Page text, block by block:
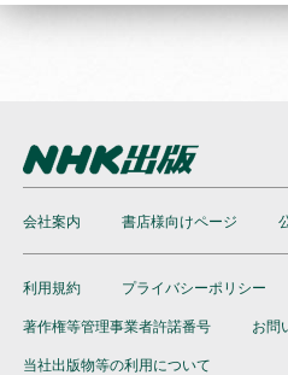
会社案内 書店様向けページ
利用規約 プライバシーポリシー
著作権等管理事業者許諾番号 お問
当社出版物等の利用について